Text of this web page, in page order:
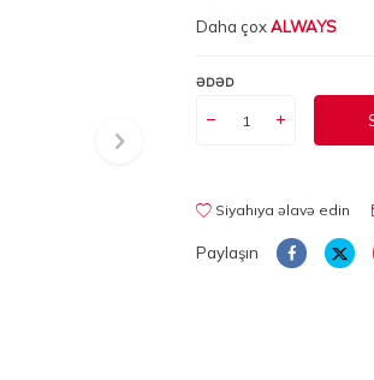
Daha çoxALWAYS
ƏDƏD
Siyahıya əlavə edin
Paylaşın